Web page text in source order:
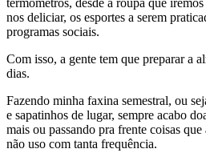
nos deliciar, os esportes a serem
programas sociais.
Com isso, a gente tem que preparar a
dias.
Fazendo minha faxina semestral, ou
e sapatinhos de lugar, sempre acabo
mais ou passando pra frente coisas
não uso com tanta frequência.